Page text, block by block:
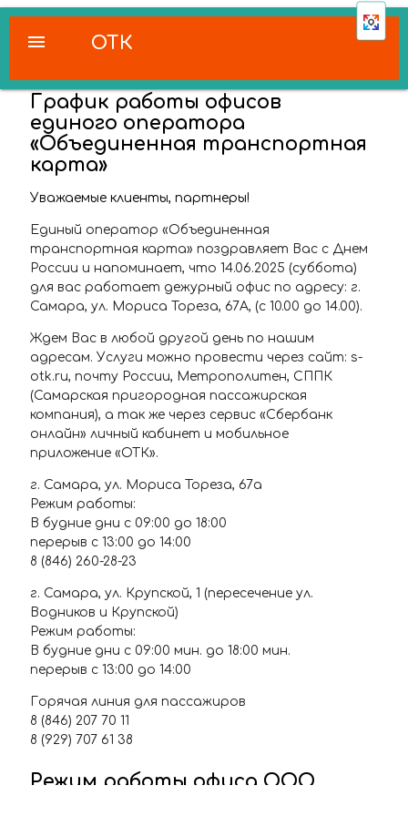
ОТК
menu
График работы офисов
единого оператора
«Объединенная транспортная
карта»
Уважаемые клиенты, партнеры!
Единый оператор «Объединенная
транспортная карта» поздравляет Вас с Днем
России и напоминает, что 14.06.2025 (суббота)
для вас работает дежурный офис по адресу: г.
Самара, ул. Мориса Тореза, 67А, (с 10.00 до 14.00).
Ждем Вас в любой другой день по нашим
адресам. Услуги можно провести через сайт: s-
otk.ru, почту России, Метрополитен, СППК
(Самарская пригородная пассажирская
компания), а так же через сервис «Сбербанк
онлайн» личный кабинет и мобильное
приложение «ОТК».
г. Самара, ул. Мориса Тореза, 67а
Режим работы:
В будние дни с 09:00 до 18:00
перерыв с 13:00 до 14:00
8 (846) 260-28-23
г. Самара, ул. Крупской, 1 (пересечение ул.
Водников и Крупской)
Режим работы:
В будние дни с 09:00 мин. до 18:00 мин.
перерыв с 13:00 до 14:00
Горячая линия для пассажиров
8 (846) 207 70 11
8 (929) 707 61 38
Режим работы офиса ООО